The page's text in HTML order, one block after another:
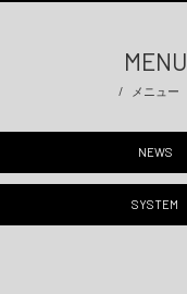
MENU
メニュー
NEWS
SYSTEM